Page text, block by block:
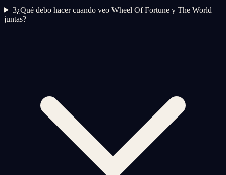
3¿Qué debo hacer cuando veo Wheel Of Fortune y The World
juntas?